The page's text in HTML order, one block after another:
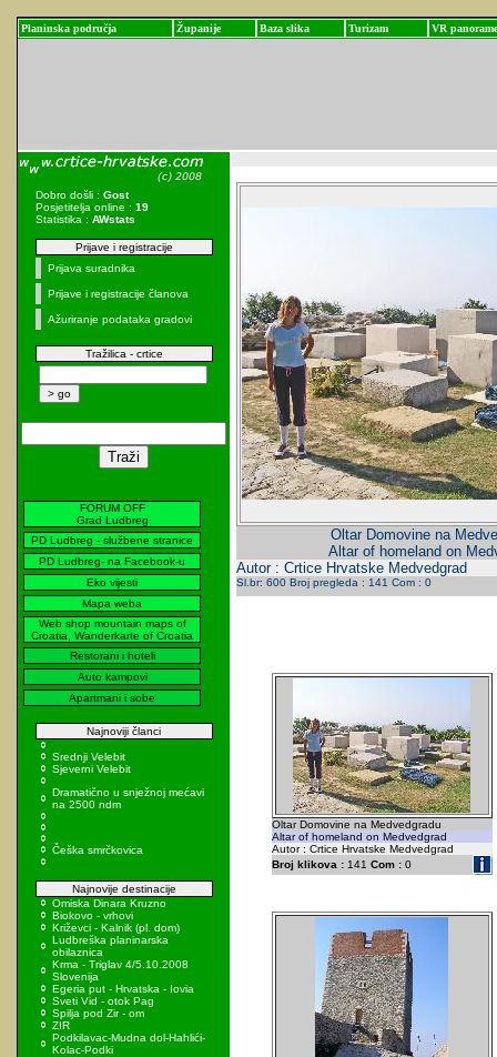
Planinska područja Županije Baza slika Turizam VR panorame
Dobro došli : Gost
Posjetitelja online : 19
Statistika : AWstats
Prijave i registracije
Prijava suradnika
Prijave i registracije članova
Ažuriranje podataka gradovi
Tražilica - crtice
FORUM OFF
Grad Ludbreg
PD Ludbreg - službene stranice
PD Ludbreg- na Facebook-u
Eko vijesti
Mapa weba
Web shop mountain maps of
Croatia, Wanderkarte of Croatia
Restorani i hoteli
Auto kampovi
Apartmani i sobe
Najnoviji članci
Srednji Velebit
Sjeverni Velebit
Dramatično u snježnoj mećavi
na 2500 ndm
Češka smrčkovica
Najnovije destinacije
Omiska Dinara Kruzno
Biokovo - vrhovi
Križevci - Kalnik (pl. dom)
Ludbreška planinarska
obilaznica
Krma - Triglav 4/5.10.2008
Slovenija
Egeria put - Hrvatska - Iovia
Sveti Vid - otok Pag
Spilja pod Zir - om
ZIR
Podkilavac-Mudna dol-Hahlići-
Kolac-Podki
Oltar Domovine na
Altar of homeland on
Autor : Crtice Hrvatske Medvedgrad
Sl.br: 600 Broj pregleda : 141 Com : 0
Oltar Domovine na Medvedgradu
Altar of homeland on Medvedgrad
Autor : Crtice Hrvatske Medvedgrad
Broj klikova :141 Com :0